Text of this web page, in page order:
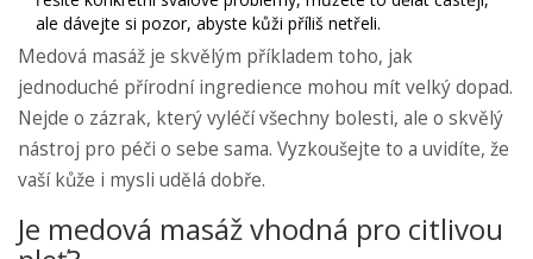
ale dávejte si pozor, abyste kůži příliš netřeli.
Medová masáž je skvělým příkladem toho, jak
jednoduché přírodní ingredience mohou mít velký dopad.
Nejde o zázrak, který vyléčí všechny bolesti, ale o skvělý
nástroj pro péči o sebe sama. Vyzkoušejte to a uvidíte, že
vaší kůže i mysli udělá dobře.
Je medová masáž vhodná pro citlivou